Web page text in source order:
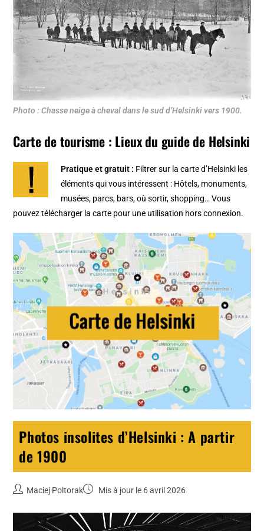
Photo : Chasse neige à cheval dans le sud d’Helsinki vers 1900.
Carte de tourisme : Lieux du guide de Helsinki
Pratique et gratuit : Filtrer sur lacarte d’Helsinki les
éléments qui vous intéressent : Hôtels, monuments,
musées, parcs, bars, où sortir, shopping… Vous
pouvez télécharger la carte pour une utilisation hors connexion.
Photos insolites d’Helsinki : A partir
de 1900
Maciej Poltorak Mis à jour le 6 avril 2026